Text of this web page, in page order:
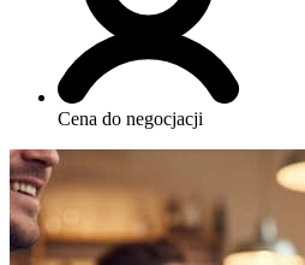
Cena do negocjacji